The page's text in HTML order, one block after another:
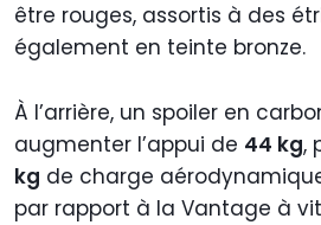
être rouges, assortis à des
également en teinte bronze.
À l’arrière, un spoiler en
augmenter l’appui de 44 kg,
kg de charge
par rapport à la Vantage à